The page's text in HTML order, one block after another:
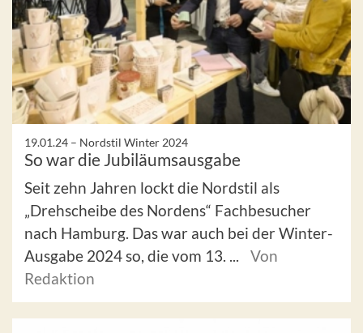
19.01.24 – Nordstil Winter 2024
So war die Jubiläumsausgabe
Seit zehn Jahren lockt die Nordstil als
„Drehscheibe des Nordens“ Fachbesucher
nach Hamburg. Das war auch bei der Winter-
Ausgabe 2024 so, die vom 13. ...
Von
Redaktion